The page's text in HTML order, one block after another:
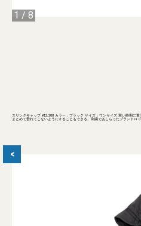
1 / 8
スリングキャップ ¥13,200 カラー：ブラック サイズ：ワンサイズ 寒い時期に
まとめて垂れてこないようにすることもできる。刺繍であしらったブランドロ
<